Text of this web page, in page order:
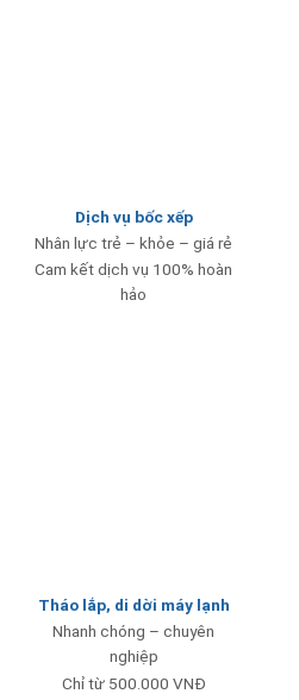
Dịch vụ bốc xếp
Nhân lực trẻ – khỏe – giá rẻ
Cam kết dịch vụ 100% hoàn
hảo
Tháo lắp, di dời máy lạnh
Nhanh chóng – chuyên
nghiệp
Chỉ từ 500.000 VNĐ